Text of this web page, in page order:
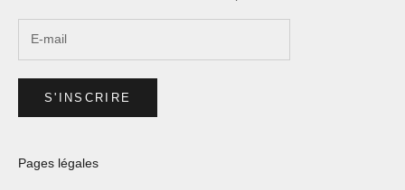
S'INSCRIRE
Pages légales